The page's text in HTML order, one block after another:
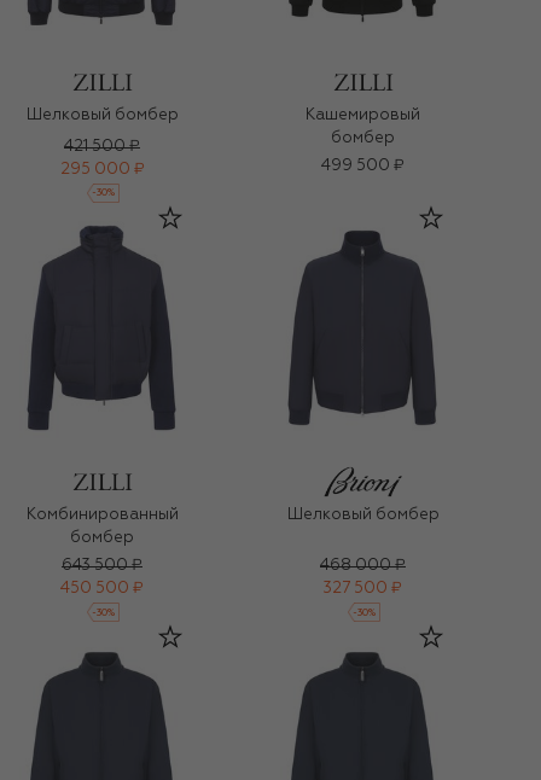
Шелковый бомбер
421 500 ₽
295 000 ₽
-30%
Кашемировый
бомбер
499 500 ₽
Комбинированный
бомбер
643 500 ₽
450 500 ₽
-30%
Шелковый бомбер
468 000 ₽
327 500 ₽
-30%